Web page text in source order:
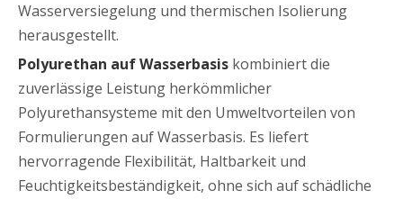
Wasserversiegelung und thermischen Isolierung
herausgestellt.
Polyurethan auf Wasserbasis kombiniert die
zuverlässige Leistung herkömmlicher
Polyurethansysteme mit den Umweltvorteilen von
Formulierungen auf Wasserbasis. Es liefert
hervorragende Flexibilität, Haltbarkeit und
Feuchtigkeitsbeständigkeit, ohne sich auf schädliche